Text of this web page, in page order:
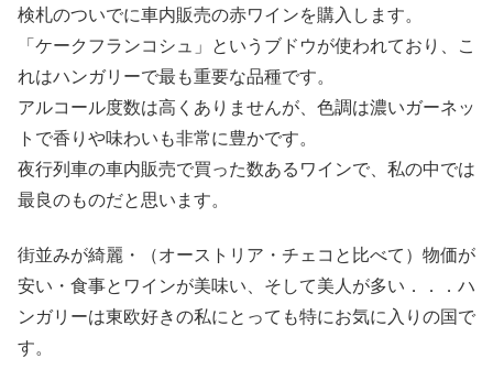
検札のついでに車内販売の赤ワインを購入します。
「ケークフランコシュ」というブドウが使われており、こ
れはハンガリーで最も重要な品種です。
アルコール度数は高くありませんが、色調は濃いガーネッ
トで香りや味わいも非常に豊かです。
夜行列車の車内販売で買った数あるワインで、私の中では
最良のものだと思います。
街並みが綺麗・（オーストリア・チェコと比べて）物価が
安い・食事とワインが美味い、そして美人が多い．．．ハ
ンガリーは東欧好きの私にとっても特にお気に入りの国で
す。